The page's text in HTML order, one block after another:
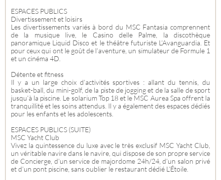
ESPACES PUBLICS
Divertissement et loisirs
Les divertissements variés à bord du MSC Fantasia comprennent
de la musique live, le Casino delle Palme, la discothèque
panoramique Liquid Disco et le théâtre futuriste L’Avanguardia. Et
pour ceux qui ont le goût de l’aventure, un simulateur de Formule 1
et un cinéma 4D.
Détente et fitness
Il y a un large choix d’activités sportives : allant du tennis, du
basket-ball, du mini-golf, de la piste de jogging et de la salle de sport
jusqu’à la piscine. Le solarium Top 18 et le MSC Aurea Spa offrent la
tranquillité et les soins attendus. Il y a également des espaces dédiés
pour les enfants et les adolescents.
ESPACES PUBLICS (SUITE)
MSC Yacht Club
Vivez la quintessence du luxe avec le très exclusif MSC Yacht Club,
un véritable navire dans le navire, qui dispose de son propre service
de Concierge, d’un service de majordome 24h/24, d’un salon privé
et d’un pont piscine, sans oublier le restaurant dédié L’Étoile.